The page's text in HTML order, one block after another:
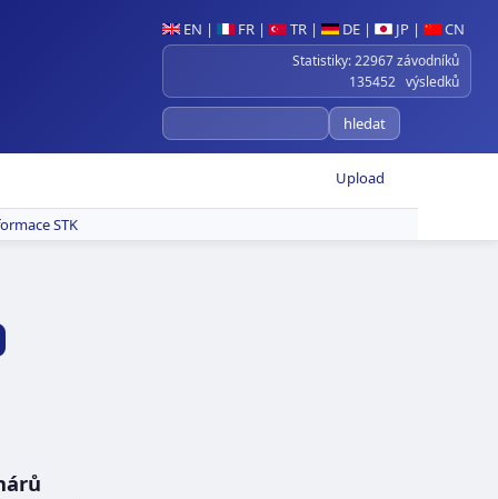
EN | FR | TR | DE | JP | CN
Statistiky: 22967 závodníků
135452 výsledků
Upload
STK